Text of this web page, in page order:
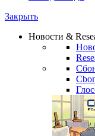
Watchlist
Сбондс Люди
Новости &